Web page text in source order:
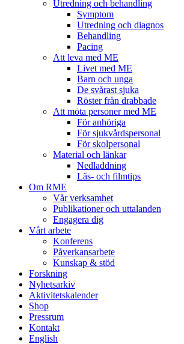
Utredning och behandling
Symptom
Utredning och diagnos
Behandling
Pacing
Att leva med ME
Livet med ME
Barn och unga
De svårast sjuka
Röster från drabbade
Att möta personer med ME
För anhöriga
För sjukvårdspersonal
För skolpersonal
Material och länkar
Nedladdning
Läs- och filmtips
Om RME
Vår verksamhet
Publikationer och uttalanden
Engagera dig
Vårt arbete
Konferens
Påverkansarbete
Kunskap & stöd
Forskning
Nyhetsarkiv
Aktivitetskalender
Shop
Pressrum
Kontakt
English